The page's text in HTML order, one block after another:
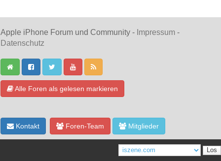
Apple iPhone Forum und Community - Impressum -
Datenschutz
Alle Foren als gelesen markieren
Kontakt Foren-Team Mitglieder